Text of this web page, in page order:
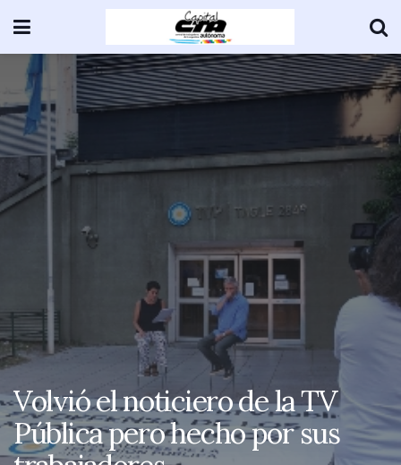
Volvió el noticiero de la TV
Pública pero hecho por sus